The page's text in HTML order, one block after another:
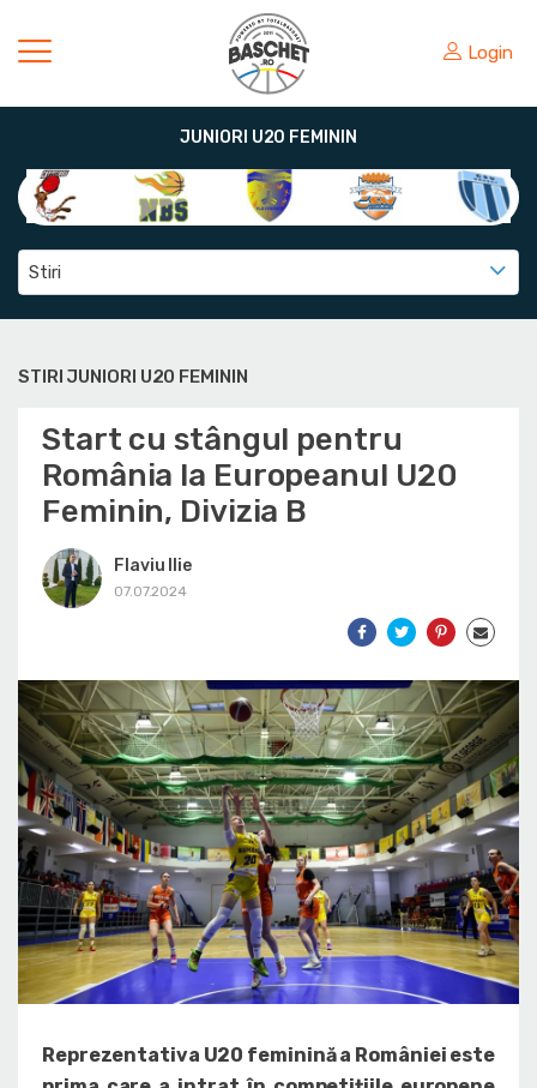
Login
JUNIORI U20 FEMININ
Stiri
STIRI JUNIORI U20 FEMININ
Start cu stângul pentru
România la Europeanul U20
Feminin, Divizia B
Flaviu Ilie
07.07.2024
Reprezentativa U20 feminină a României este